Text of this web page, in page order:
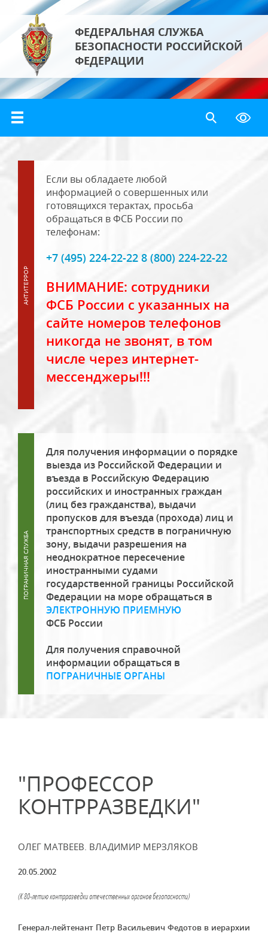
ФЕДЕРАЛЬНАЯ СЛУЖБА
БЕЗОПАСНОСТИ РОССИЙСКОЙ
ФЕДЕРАЦИИ
Если вы обладаете любой
информацией о совершенных или
готовящихся терактах, просьба
обращаться в ФСБ России по
телефонам:
+7 (495) 224-22-22 8 (800) 224-22-22
ВНИМАНИЕ: сотрудники
ФСБ России с указанных на
сайте номеров телефонов
никогда не звонят, в том
числе через интернет-
мессенджеры!!!
Для получения информации о порядке
выезда из Российской Федерации и
въезда в Российскую Федерацию
российских и иностранных граждан
(лиц без гражданства), выдачи
пропусков для въезда (прохода) лиц и
транспортных средств в пограничную
зону, выдачи разрешения на
неоднократное пересечение
иностранными судами
государственной границы Российской
Федерации на море обращаться в
ЭЛЕКТРОННУЮ ПРИЕМНУЮ
ФСБ России
Для получения справочной
информации обращаться в
ПОГРАНИЧНЫЕ ОРГАНЫ
"ПРОФЕССОР
КОНТРРАЗВЕДКИ"
ОЛЕГ МАТВЕЕВ. ВЛАДИМИР МЕРЗЛЯКОВ
20.05.2002
(К 80-летию контрразведки отечественных органов безопасности)
Генерал-лейтенант Петр Васильевич Федотов в иерархии